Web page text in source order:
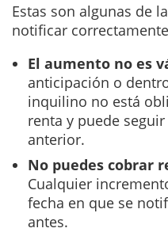
Estas son algunas de
notificar
El aumento no es
anticipación o
inquilino no está
renta y puede
anterior.
No puedes cobrar
Cualquier
fecha en que se
antes.